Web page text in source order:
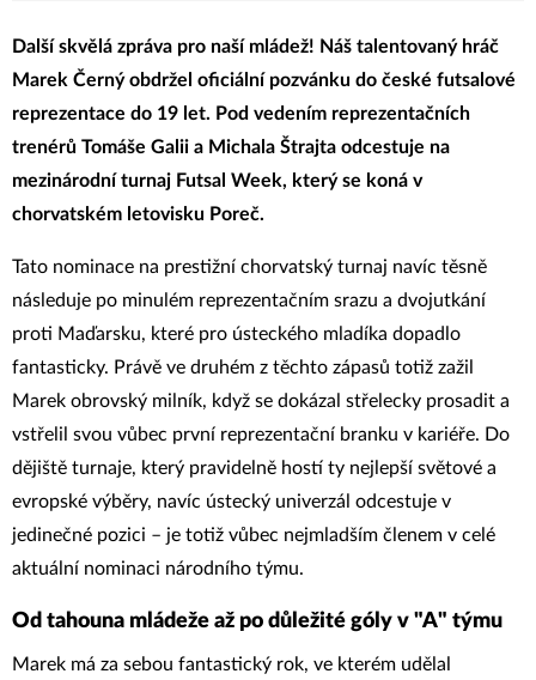
Další skvělá zpráva pro naší mládež! Náš talentovaný hráč
Marek Černý obdržel oficiální pozvánku do české futsalové
reprezentace do 19 let. Pod vedením reprezentačních
trenérů Tomáše Galii a Michala Štrajta odcestuje na
mezinárodní turnaj Futsal Week, který se koná v
chorvatském letovisku Poreč.
Tato nominace na prestižní chorvatský turnaj navíc těsně
následuje po minulém reprezentačním srazu a dvojutkání
proti Maďarsku, které pro ústeckého mladíka dopadlo
fantasticky. Právě ve druhém z těchto zápasů totiž zažil
Marek obrovský milník, když se dokázal střelecky prosadit a
vstřelil svou vůbec první reprezentační branku v kariéře. Do
dějiště turnaje, který pravidelně hostí ty nejlepší světové a
evropské výběry, navíc ústecký univerzál odcestuje v
jedinečné pozici – je totiž vůbec nejmladším členem v celé
aktuální nominaci národního týmu.
Od tahouna mládeže až po důležité góly v "A" týmu
Marek má za sebou fantastický rok, ve kterém udělal